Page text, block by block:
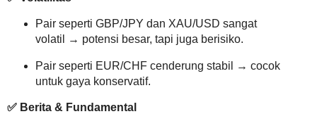
Pair seperti GBP/JPY dan XAU/USD sangat
volatil → potensi besar, tapi juga berisiko.
Pair seperti EUR/CHF cenderung stabil → cocok
untuk gaya konservatif.
✅ Berita & Fundamental